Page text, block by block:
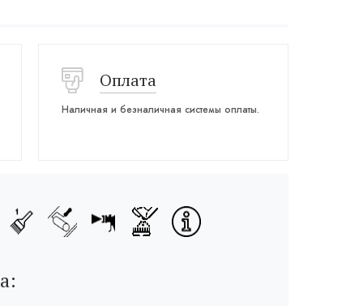
Оплата
Наличная и безналичная системы оплаты.